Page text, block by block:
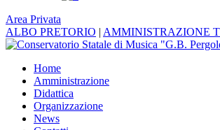
Area Privata
ALBO PRETORIO | AMMINISTRAZIONE
Home
Amministrazione
Didattica
Organizzazione
News